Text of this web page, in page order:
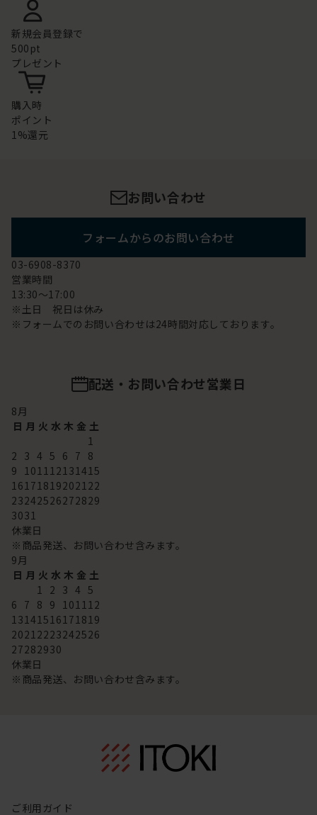
新規会員登録で
500pt
プレゼント
購入時
ポイント
1%還元
お問い合わせ
フォームからのお問い合わせ
03-6908-8370
営業時間
13:30～17:00
※土日 祝日は休み
※フォームでのお問い合わせは24時間対応しております。
配送・お問い合わせ営業日
8月
日 月 火 水 木 金 土
1
2 3 4 5 6 7 8
9 101112131415
16171819202122
23242526272829
3031
休業日
※商品発送、お問い合わせ含みます。
9月
日 月 火 水 木 金 土
1 2 3 4 5
6 7 8 9 101112
13141516171819
20212223242526
27282930
休業日
※商品発送、お問い合わせ含みます。
ご利用ガイド